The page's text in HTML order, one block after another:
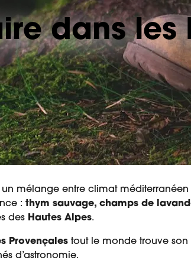
dans les
un mélange entre climat
: thym sauvage, champs de
des Hautes Alpes.
Provençales tout le monde trouve son
d’astronomie.